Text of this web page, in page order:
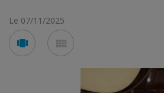
Le 07/11/2025
Voir
en
en